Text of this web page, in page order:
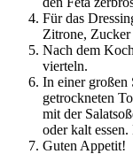
Für das
Zitrone, Zucker
Nach dem
vierteln.
In einer großen
getrockneten
mit der
oder kalt
Guten Appetit!